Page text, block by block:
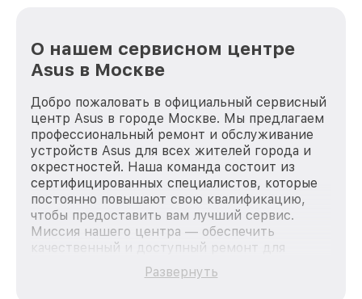
О нашем сервисном центре
Asus в Москве
Добро пожаловать в официальный сервисный
центр Asus в городе Москве. Мы предлагаем
профессиональный ремонт и обслуживание
устройств Asus для всех жителей города и
окрестностей. Наша команда состоит из
сертифицированных специалистов, которые
постоянно повышают свою квалификацию,
чтобы предоставить вам лучший сервис.
Миссия нашего центра — обеспечить
качественный и доступный ремонт для
каждого пользователя продукции Asus, вне
зависимости от сложности поломки. Мы
Развернуть